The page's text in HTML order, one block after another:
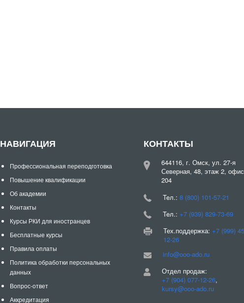
НАВИГАЦИЯ
Профессиональная переподготовка
Повышение квалификации
Об академии
Контакты
Курсы РКИ для иностранцев
Бесплатные курсы
Правила оплаты
Политика обработки персональных
данных
Вопрос-ответ
Аккредитация
КОНТАКТЫ
644116, г. Омск, ул. 27-я
Северная, 48, этаж 2, офис
204
Teл.: 8 (800) 101-57-21
Teл.: +7 (939) 829-73-69
Тех.поддержка: +7 (999)
12-26
info@ooo-ado.ru
Отдел продаж:
+7 (904) 077-12-26,
kursy@ooo-ado.ru